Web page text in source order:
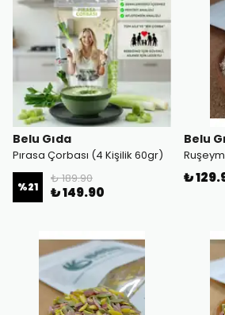
Belu Gıda
Pırasa Çorbası (4 Kişilik 60gr)
%21
₺ 189.90
₺ 149.90
Belu
₺